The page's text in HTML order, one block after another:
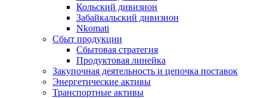
Кольский дивизион
Забайкальский дивизион
Nkomati
Сбыт продукции
Сбытовая стратегия
Продуктовая линейка
Закупочная деятельность и цепочка поставок
Энергетические активы
Транспортные активы